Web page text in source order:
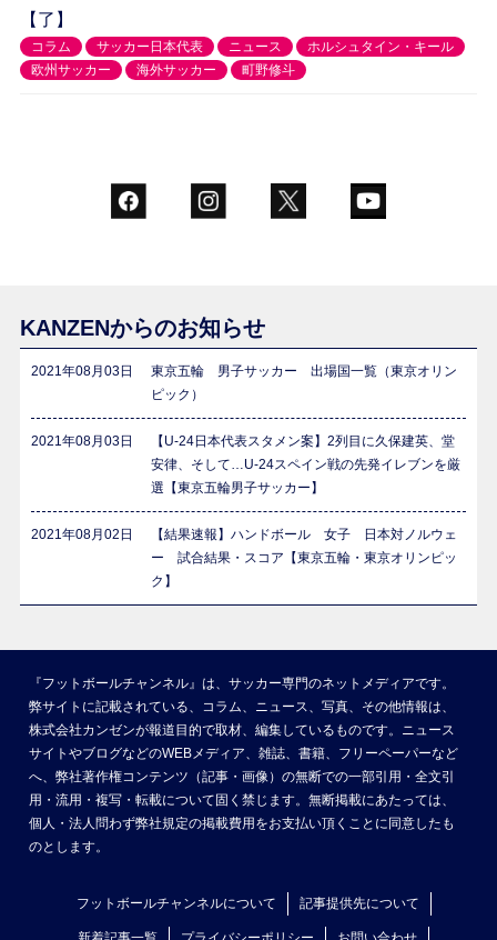
【了】
コラム サッカー日本代表 ニュース
ホルシュタイン・キール
欧州サッカー
海外サッカー 町野修斗
KANZENからのお知らせ
2021年08月03日
東京五輪 男子サッカー 出場国一覧（東京オリン
ピック）
2021年08月03日
【U-24日本代表スタメン案】2列目に久保建英、堂
安律、そして…U-24スペイン戦の先発イレブンを厳
選【東京五輪男子サッカー】
2021年08月02日
【結果速報】ハンドボール 女子 日本対ノルウェ
ー 試合結果・スコア【東京五輪・東京オリンピッ
ク】
『フットボールチャンネル』は、サッカー専門のネットメディアです。
弊サイトに記載されている、コラム、ニュース、写真、その他情報は、
株式会社カンゼンが報道目的で取材、編集しているものです。ニュース
サイトやブログなどのWEBメディア、雑誌、書籍、フリーペーパーなど
へ、弊社著作権コンテンツ（記事・画像）の無断での一部引用・全文引
用・流用・複写・転載について固く禁じます。無断掲載にあたっては、
個人・法人問わず弊社規定の掲載費用をお支払い頂くことに同意したも
のとします。
フットボールチャンネルについて 記事提供先について